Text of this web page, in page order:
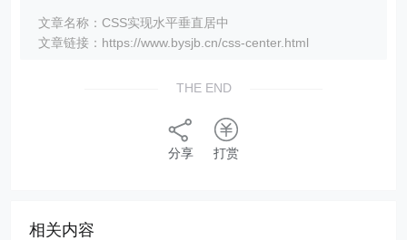
文章名称：CSS实现水平垂直居中
文章链接：https://www.bysjb.cn/css-center.html
THE END
分享 打赏
相关内容